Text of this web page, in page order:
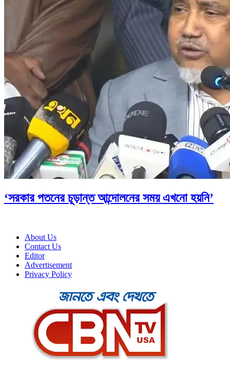
‘সরকার পতনের চূড়ান্ত আন্দোলনের সময় এখনো হয়নি’
About Us
Contact Us
Editor
Advertisement
Privacy Policy